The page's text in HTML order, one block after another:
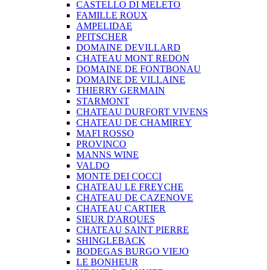
CASTELLO DI MELETO
FAMILLE ROUX
AMPELIDAE
PFITSCHER
DOMAINE DEVILLARD
CHATEAU MONT REDON
DOMAINE DE FONTBONAU
DOMAINE DE VILLAINE
THIERRY GERMAIN
STARMONT
CHATEAU DURFORT VIVENS
CHATEAU DE CHAMIREY
MAFI ROSSO
PROVINCO
MANNS WINE
VALDO
MONTE DEI COCCI
CHATEAU LE FREYCHE
CHATEAU DE CAZENOVE
CHATEAU CARTIER
SIEUR D'ARQUES
CHATEAU SAINT PIERRE
SHINGLEBACK
BODEGAS BURGO VIEJO
LE BONHEUR